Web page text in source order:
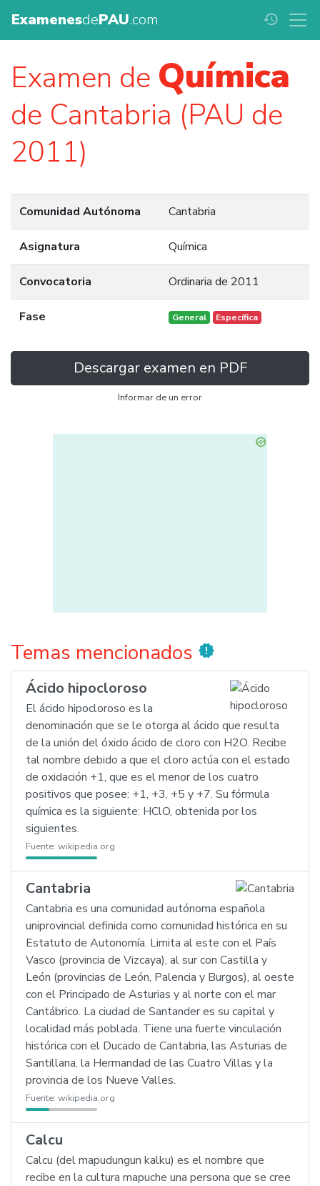
ExamenesdePAU.com history
Examen de Química
de Cantabria (PAU de
2011)
Comunidad Autónoma Cantabria
Asignatura Química
Convocatoria Ordinaria de 2011
Fase General Específica
Descargar examen en PDF
Informar de un error
Temas mencionados new_releases
Ácido hipocloroso
El ácido hipocloroso es la
denominación que se le otorga al ácido que resulta
de la unión del óxido ácido de cloro con H2O. Recibe
tal nombre debido a que el cloro actúa con el estado
de oxidación +1, que es el menor de los cuatro
positivos que posee: +1, +3, +5 y +7. Su fórmula
química es la siguiente: HClO, obtenida por los
siguientes.
Fuente: wikipedia.org
Cantabria
Cantabria es una comunidad autónoma española
uniprovincial definida como comunidad histórica en su
Estatuto de Autonomía. Limita al este con el País
Vasco (provincia de Vizcaya), al sur con Castilla y
León (provincias de León, Palencia y Burgos), al oeste
con el Principado de Asturias y al norte con el mar
Cantábrico. La ciudad de Santander es su capital y
localidad más poblada. Tiene una fuerte vinculación
histórica con el Ducado de Cantabria, las Asturias de
Santillana, la Hermandad de las Cuatro Villas y la
provincia de los Nueve Valles.
Fuente: wikipedia.org
Calcu
Calcu (del mapudungun kalku) es el nombre que
recibe en la cultura mapuche una persona que se cree